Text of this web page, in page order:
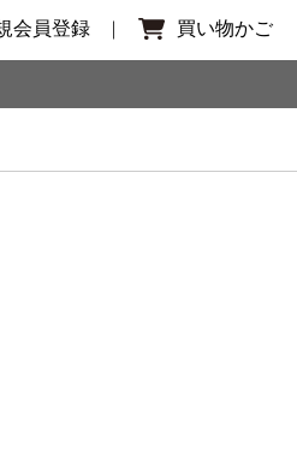
会員登録 買い物かご